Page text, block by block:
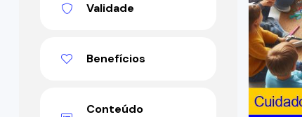
Validade
Benefícios
Conteúdo